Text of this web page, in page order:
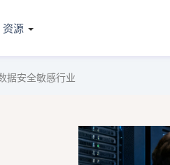
资源
据安全敏感行业